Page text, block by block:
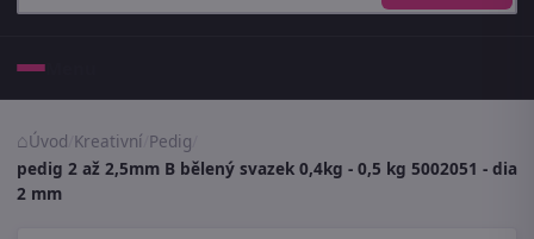
Úvod Kreativní Pedig
pedig 2 až 2,5mm B bělený svazek 0,4kg - 0,5 kg 5002051 - dia
2 mm